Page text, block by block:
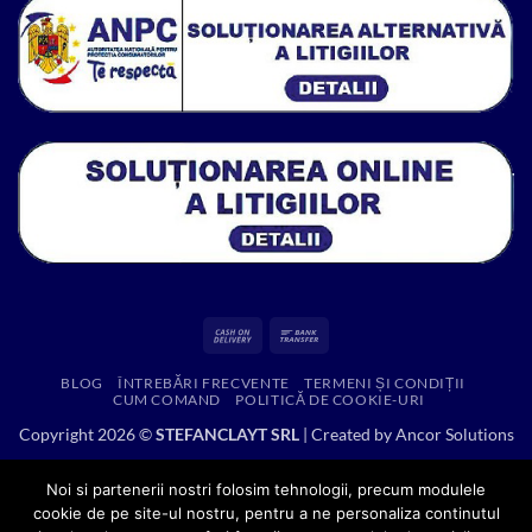
Cash
Delivery
BLOG ÎNTREBĂRI FRECVENTE
TERMENI ȘI CONDIȚII
CUM COMAND
POLITICĂ DE COOKIE-URI
Copyright 2026 ©STEFANCLAYT SRL| Created byAncor Solutions
Noi si partenerii nostri folosim tehnologii, precum modulele
cookie de pe site-ul nostru, pentru a ne personaliza continutul